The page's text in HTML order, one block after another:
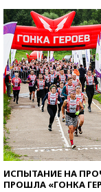
ИСПЫТАНИЕ НА
ПРОШЛА «ГОНКА